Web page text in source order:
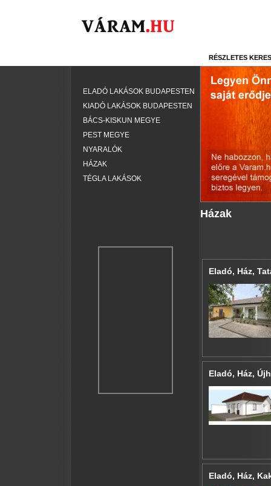
RÉSZLETES
ELADÓ LAKÁSOK BUDAPESTEN
KIADÓ LAKÁSOK BUDAPESTEN
BÁCS-KISKUN MEGYE
PEST MEGYE
NYARALÓK
HÁZAK
TÉGLA LAKÁSOK
Házak
Eladó, Ház,
Eladó, Ház,
Eladó, Ház,